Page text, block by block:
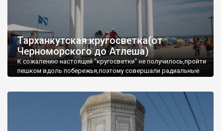
Тарханкутская кругосветка(от
Черноморского до Атлеша)
К сожалению настоящей "кругосветки" не получилось,пройти
пешком вдоль побережья,поэтому совершали радиальные